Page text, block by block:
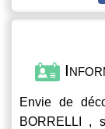
Envie de
BORRELLI ,